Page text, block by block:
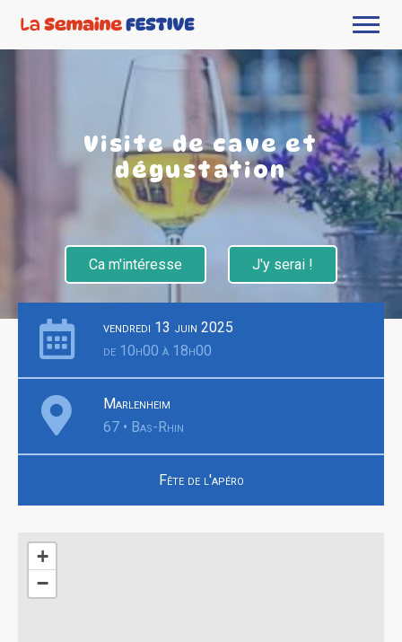
Visite de cave et
dégustation
Ca m'intéresse J'y serai !
vendredi 13 juin 2025
de 10h00 à 18h00
Marlenheim
67 • Bas-Rhin
Fête de l'apéro
+
−